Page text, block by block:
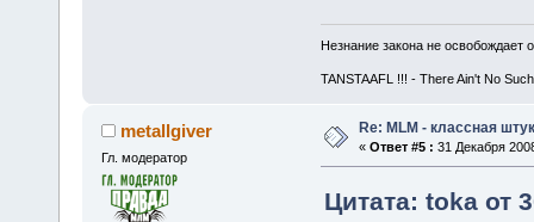
Незнание закона не освобождает
TANSTAAFL !!! - There Ain't No
metallgiver
Гл. модератор
Re: MLM - классная
« Ответ #5 : 31 Декабря
Цитата: toka от